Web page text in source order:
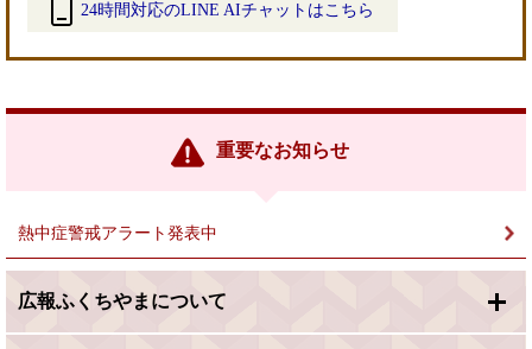
24時間対応のLINE AIチャットはこちら
リ
重要なお知らせ
熱中症警戒アラート発表中
広報ふくちやまについて